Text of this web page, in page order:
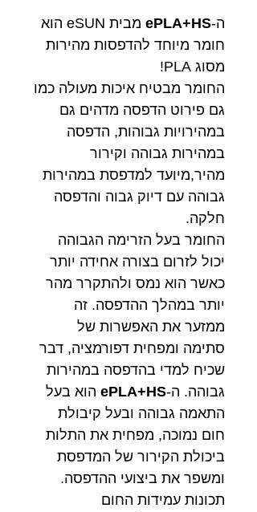
ה-ePLA+HS
מבית eSUN הוא
חומר מיוחד להדפסות מהירות
מסוג PLA!
החומר מבטיח איכות מעולה כמו
גם פירוט הדפסה מדהים גם
במהירויות גבוהות, הדפסה
במהירות גבוהה וקירור
מהיר,מיועד למדפסת במהירות
גבוהה עם דיוק גבוה והדפסה
חלקה.
החומר בעל הזרימה הגבוהה
יכול לזרום בצורה אחידה יותר
כאשר הוא נמס ולהתקרר מהר
יותר במהלך ההדפסה. זה
ממזער את האפשרות של
סתימה ומפחית דפורמציה, דבר
שכיח למדי בהדפסה במהירות
גבוהה. ה-ePLA+HS הוא בעל
התאמה גבוהה ובעל קיבולת
חום נמוכה, מפחית את התלות
ביכולת הקירור של המדפסת
ומשפר את ביצועי ההדפסה.
תכונות עמידות החום